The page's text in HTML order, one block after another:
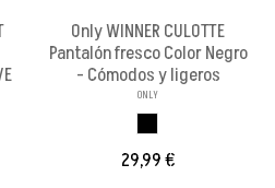
Only WINNER CULOTTE
Pantalón fresco Color Negro
- Cómodos y ligeros
ONLY
29,99 €